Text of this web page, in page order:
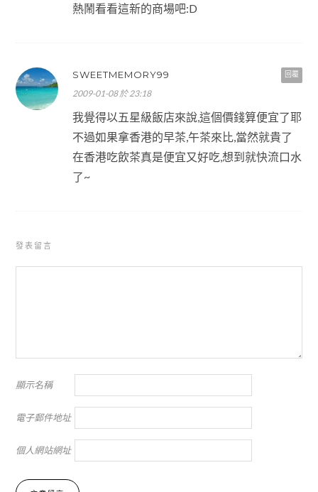
熱鬧看看這新的商場吧:D
回覆
SWEETMEMORY99
2009-01-08 於 23:18
我覺得以五星級飯店來說,這個價錢算便宜了耶
不過如果拿香港的早茶,午茶來比,當然就貴了
在香港吃飲茶真是便宜又好吃,想到就快流口水
了~
發表留言
顯示名稱
電子郵件地址
個人網站網址